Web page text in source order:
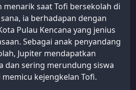
menarik saat Tofi bersekolah di
ia berhadapan dengan
Pulau Kencana yang jenius
Sebagai anak penyandang
Jupiter mendapatkan
dan sering merundung siswa
kejengkelan Tofi.